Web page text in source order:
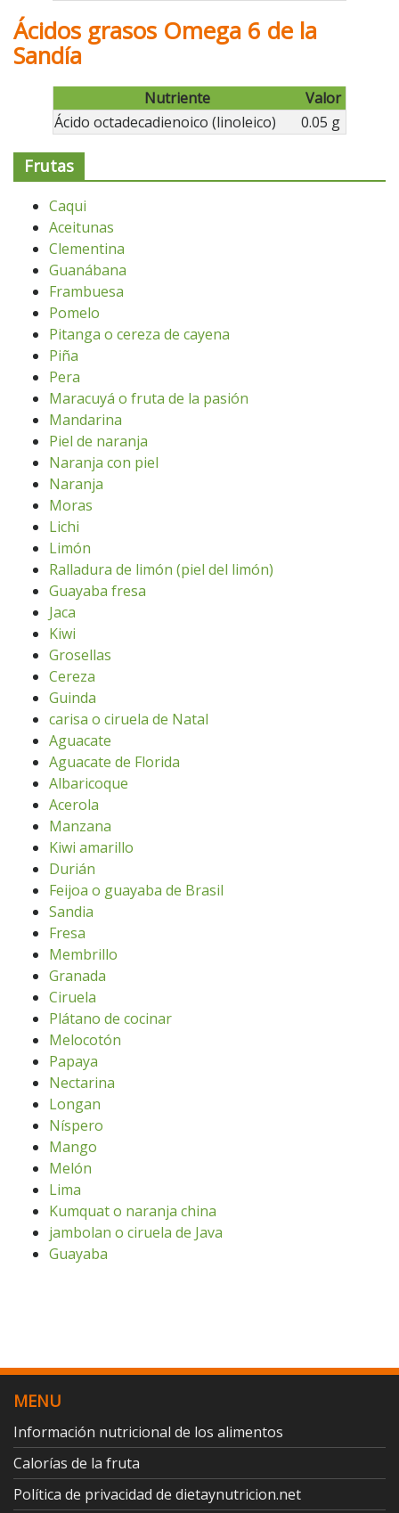
Ácidos grasos Omega 6 de la
Sandía
Nutriente
Valor
Ácido octadecadienoico (linoleico)
0.05 g
Frutas
Caqui
Aceitunas
Clementina
Guanábana
Frambuesa
Pomelo
Pitanga o cereza de cayena
Piña
Pera
Maracuyá o fruta de la pasión
Mandarina
Piel de naranja
Naranja con piel
Naranja
Moras
Lichi
Limón
Ralladura de limón (piel del limón)
Guayaba fresa
Jaca
Kiwi
Grosellas
Cereza
Guinda
carisa o ciruela de Natal
Aguacate
Aguacate de Florida
Albaricoque
Acerola
Manzana
Kiwi amarillo
Durián
Feijoa o guayaba de Brasil
Sandia
Fresa
Membrillo
Granada
Ciruela
Plátano de cocinar
Melocotón
Papaya
Nectarina
Longan
Níspero
Mango
Melón
Lima
Kumquat o naranja china
jambolan o ciruela de Java
Guayaba
MENU
Información nutricional de los alimentos
Calorías de la fruta
Política de privacidad de dietaynutricion.net